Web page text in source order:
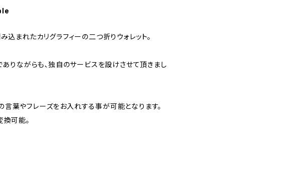
まれたカリグラフィーの二つ折りウォレット。
ありながらも、独自のサービスを設けさせて頂きまし
葉やフレーズをお入れする事が可能となります。
可能。